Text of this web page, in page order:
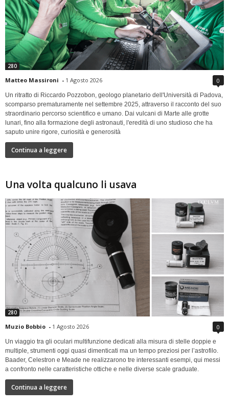
280
Matteo Massironi - 1 Agosto 2026 0
Un ritratto di Riccardo Pozzobon, geologo planetario dell'Università di Padova,
scomparso prematuramente nel settembre 2025, attraverso il racconto del suo
straordinario percorso scientifico e umano. Dai vulcani di Marte alle grotte
lunari, fino alla formazione degli astronauti, l'eredità di uno studioso che ha
saputo unire rigore, curiosità e generosità
Continua a leggere
Una volta qualcuno li usava
280
Muzio Bobbio - 1 Agosto 2026 0
Un viaggio tra gli oculari multifunzione dedicati alla misura di stelle doppie e
multiple, strumenti oggi quasi dimenticati ma un tempo preziosi per l’astrofilo.
Baader, Celestron e Meade ne realizzarono tre interessanti esempi, qui messi
a confronto nelle caratteristiche ottiche e nelle diverse scale graduate.
Continua a leggere